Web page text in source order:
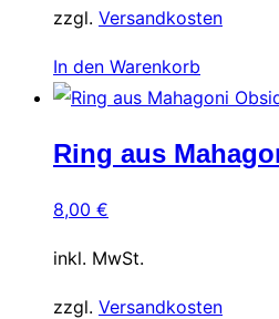
zzgl. Versandkosten
In den Warenkorb
Ring aus
8,00 €
inkl. MwSt.
zzgl. Versandkosten